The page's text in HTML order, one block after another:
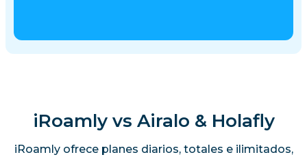
iRoamly vs Airalo & Holafly
iRoamly ofrece planes diarios, totales e ilimitados,